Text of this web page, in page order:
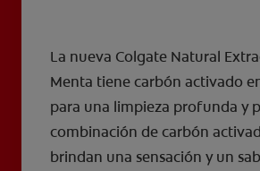
La nueva Colgate Natural
Menta tiene carbón activado
para una limpieza profunda y
combinación de carbón
brindan una sensación y un